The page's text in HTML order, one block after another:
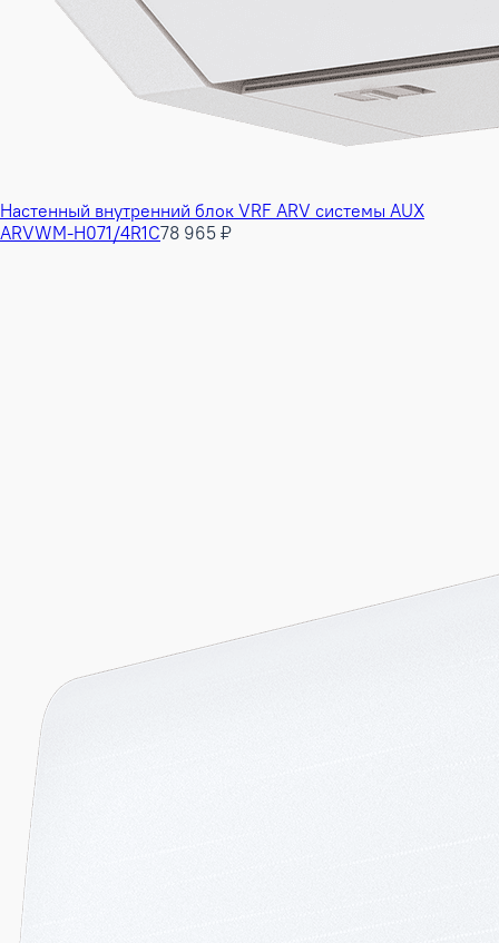
Настенный внутренний блок VRF ARV системы AUX
ARVWM-H071/4R1C78 965 ₽